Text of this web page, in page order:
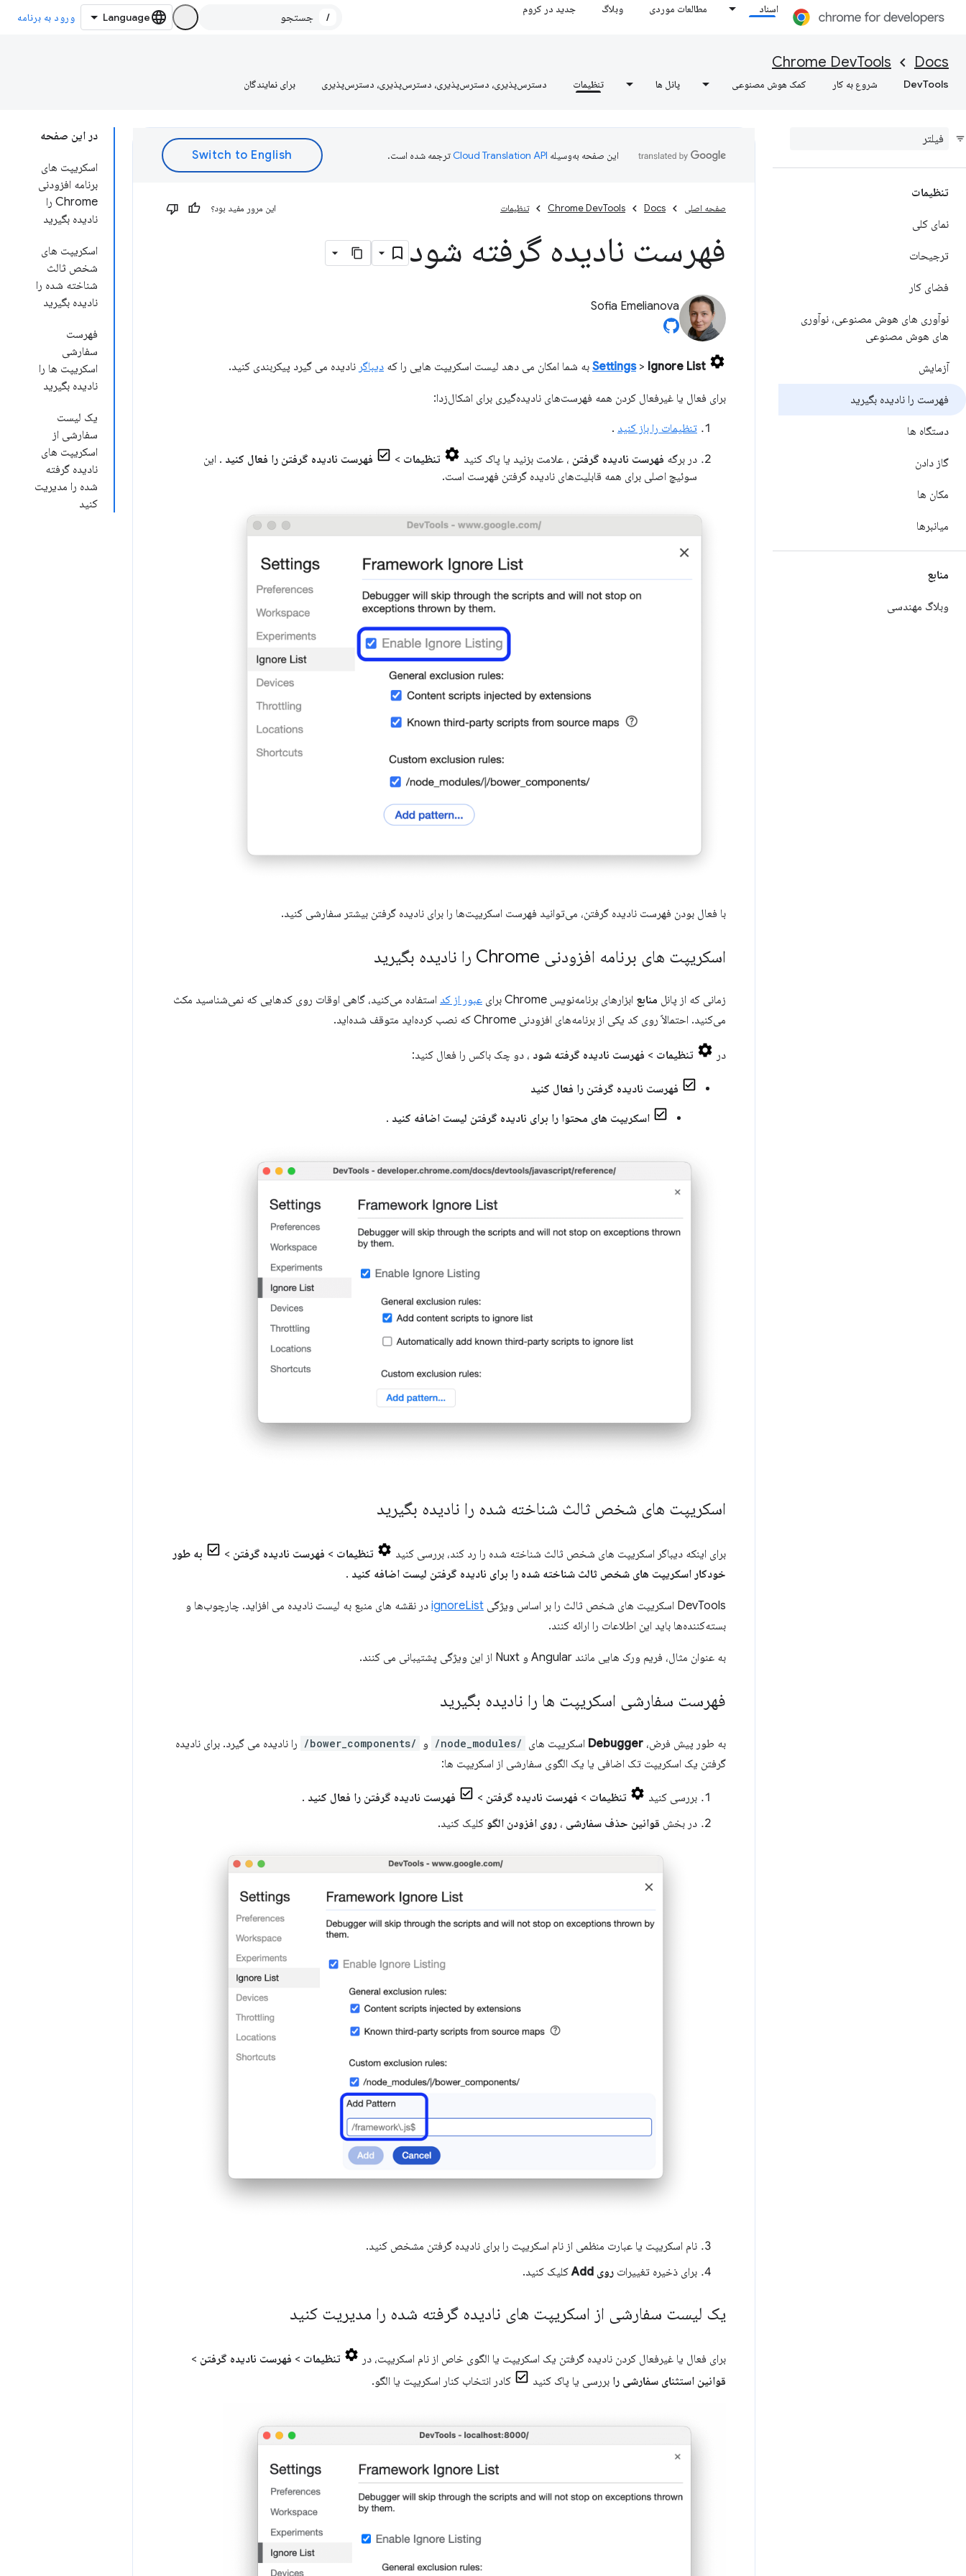
اسناد مطالعات موردی وبلاگ جدید در کروم
/ ورود به برنامه
Docs
Chrome DevTools
DevTools شروع به کار کمک هوش مصنوعی پانل ها تنظیمات دسترس‌پذیری، دسترس‌پذیری، دسترس‌پذیری، دسترس‌پذیری برای نمایندگان
تنظیمات
نمای کلی
ترجیحات
فضای کار
نوآوری های هوش مصنوعی، نوآوری
های هوش مصنوعی
آزمایش
فهرست را نادیده بگیرید
دستگاه ها
گاز دادن
مکان ها
میانبرها
منابع
وبلاگ مهندسی
در این صفحه
اسکریپت های
برنامه افزودنی
Chrome را
نادیده بگیرید
اسکریپت های
شخص ثالث
شناخته شده را
نادیده بگیرید
فهرست
سفارشی
اسکریپت ها را
نادیده بگیرید
یک لیست
سفارشی از
اسکریپت های
نادیده گرفته
شده را مدیریت
کنید
این صفحه به‌وسیله ترجمه شده است.
صفحه اصلی Docs
Chrome DevTools تنظیمات این مرور مفید بود؟
فهرست نادیده گرفته شود
Sofia Emelianova
Settings> Ignore List به شما امکان می دهد لیست اسکریپت هایی را که دیباگر نادیده می گیرد پیکربندی کنید.
برای فعال یا غیرفعال کردن همه فهرست‌های نادیده‌گیری برای اشکال‌زدا:
تنظیمات را باز کنید .
در برگه فهرست نادیده گرفتن ، علامت بزنید یا پاک کنید تنظیمات > فهرست نادیده گرفتن را فعال کنید . این
سوئیچ اصلی برای همه قابلیت‌های نادیده گرفتن فهرست است.
با فعال بودن فهرست نادیده گرفتن، می‌توانید فهرست اسکریپت‌ها را برای نادیده گرفتن بیشتر سفارشی کنید.
اسکریپت های برنامه افزودنی Chrome را نادیده بگیرید
زمانی که از پانل منابع ابزارهای برنامه‌نویس Chrome برای عبور از کد استفاده می‌کنید، گاهی اوقات روی کدهایی که نمی‌شناسید مکث
می‌کنید. احتمالاً روی کد یکی از برنامه‌های افزودنی Chrome که نصب کرده‌اید متوقف شده‌اید.
در تنظیمات > فهرست نادیده گرفته شود ، دو چک باکس را فعال کنید:
فهرست نادیده گرفتن را فعال کنید
اسکریپت های محتوا را برای نادیده گرفتن لیست اضافه کنید .
اسکریپت های شخص ثالث شناخته شده را نادیده بگیرید
برای اینکه دیباگر اسکریپت های شخص ثالث شناخته شده را رد کند، بررسی کنید تنظیمات > فهرست نادیده گرفتن >
به طور
خودکار اسکریپت های شخص ثالث شناخته شده را برای نادیده گرفتن لیست اضافه کنید .
DevTools اسکریپت های شخص ثالث را بر اساس ویژگی ignoreList در نقشه های منبع به لیست نادیده می افزاید. چارچوب‌ها و
بسته‌کننده‌ها باید این اطلاعات را ارائه کنند.
به عنوان مثال، فریم ورک هایی مانند Angular و Nuxt از این ویژگی پشتیبانی می کنند.
فهرست سفارشی اسکریپت ها را نادیده بگیرید
به طور پیش فرض، Debugger اسکریپت های /node_modules/ و /bower_components/
را نادیده می گیرد. برای نادیده
گرفتن یک اسکریپت تک اضافی یا یک الگوی سفارشی از اسکریپت ها:
بررسی کنید تنظیمات > فهرست نادیده گرفتن > فهرست نادیده گرفتن را فعال کنید .
در بخش قوانین حذف سفارشی ، روی افزودن الگو کلیک کنید.
نام اسکریپت یا عبارت منظمی از نام اسکریپت را برای نادیده گرفتن مشخص کنید.
برای ذخیره تغییرات روی Add کلیک کنید.
یک لیست سفارشی از اسکریپت های نادیده گرفته شده را مدیریت کنید
برای فعال یا غیرفعال کردن نادیده گرفتن یک اسکریپت یا الگوی خاص از نام اسکریپت، در تنظیمات > فهرست نادیده گرفتن >
قوانین استثنای سفارشی را بررسی یا پاک کنید کادر انتخاب کنار اسکریپت یا الگو.